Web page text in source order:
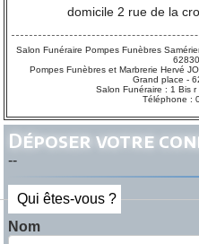
domicile 2 rue de la
Salon Funéraire Pompes Funèbres
Pompes Funèbres et Marbrerie Hervé
Grand place -
Salon Funéraire : 1 Bis
Téléphone :
Déposer votre
--
Qui êtes-vous ?
Nom